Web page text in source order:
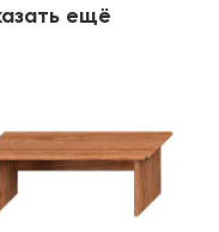
ещё